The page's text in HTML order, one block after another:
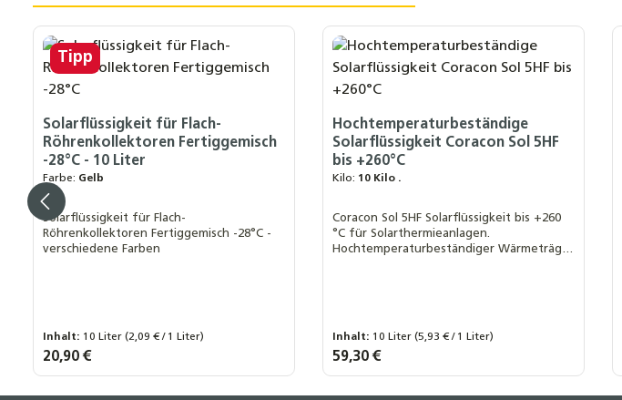
Produktgalerie überspringen
Tipp
Solarflüssigkeit für Flach-
Röhrenkollektoren Fertiggemisch
-28°C - 10 Liter
Farbe: Gelb
Solarflüssigkeit für Flach-
Röhrenkollektoren Fertiggemisch -28°C -
verschiedene Farben
Inhalt: 10 Liter(2,09 € / 1 Liter)
Regulärer Preis:
20,90 €
Farbe:
Blau
Hochtemperaturbeständige
Solarflüssigkeit Coracon Sol 5HF
bis +260°C
Kilo: 10 Kilo .
Coracon Sol 5HF Solarflüssigkeit bis +260
°C für Solarthermieanlagen.
Hochtemperaturbeständiger Wärmeträger
Inhalt: 10 Liter(5,93 € / 1 Liter)
Regulärer Preis:
59,30 €
Kilo: 10 Kilo . 20 Kilo .